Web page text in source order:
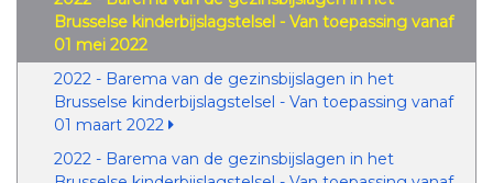
Brusselse kinderbijslagstelsel - Van toepassing vanaf
01 mei 2022
2022 - Barema van de gezinsbijslagen in het
Brusselse kinderbijslagstelsel - Van toepassing vanaf
01 maart 2022
2022 - Barema van de gezinsbijslagen in het